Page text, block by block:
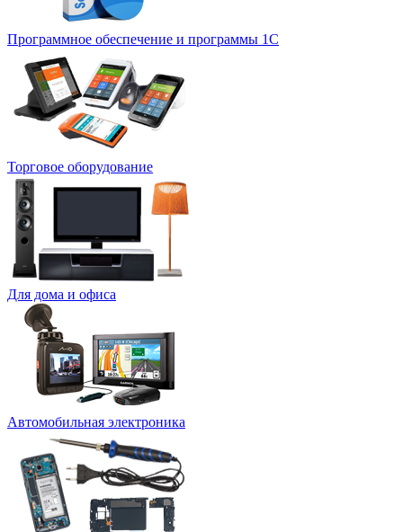
Программное обеспечение и программы 1С
Торговое оборудование
Для дома и офиса
Автомобильная электроника